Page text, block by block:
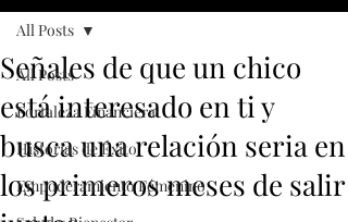
All Posts
Fortaleza Financiera
Historias de Éxito
Empoderamiento Fémenino
All Posts
Señales de que un chico
está interesado en ti y
busca una relación seria en
los primeros meses de salir